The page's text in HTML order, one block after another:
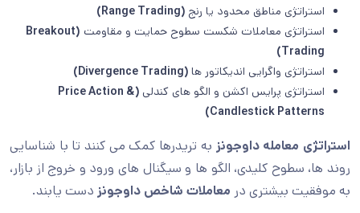
استراتژی مناطق محدود یا رنج (Range Trading)
استراتژی معاملات شکست سطوح حمایت و مقاومت (Breakout
Trading)
استراتژی واگرایی اندیکاتور ها (Divergence Trading)
استراتژی پرایس اکشن و الگو های کندلی (Price Action &
Candlestick Patterns)
استراتژی معامله داوجونز به تریدرها کمک می کنند تا با شناسایی
روند ها، سطوح کلیدی، الگو ها و سیگنال های ورود و خروج از بازار،
به موفقیت بیشتری در معاملات شاخص داوجونز دست یابند.